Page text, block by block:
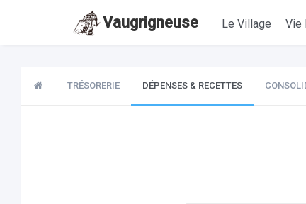
Vaugrigneuse Le Village Vie
TRÉSORERIE DÉPENSES & RECETTES